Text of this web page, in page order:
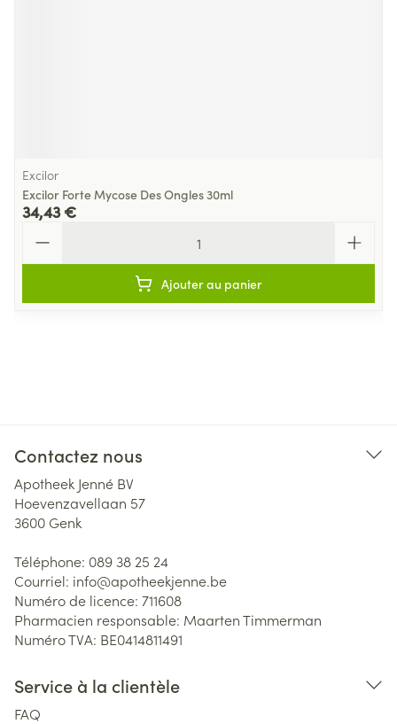
Excilor
Excilor Forte Mycose Des Ongles 30ml
34,43 €
Ajouter au panier
Contactez nous
Apotheek Jenné BV
Hoevenzavellaan 57
3600 Genk
Téléphone: 089 38 25 24
Courriel: info@apotheekjenne.be
Numéro de licence: 711608
Pharmacien responsable: Maarten Timmerman
Numéro TVA: BE0414811491
Service à la clientèle
FAQ